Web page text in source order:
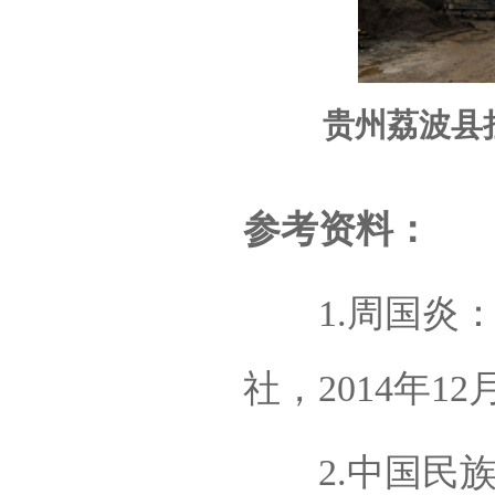
贵州荔波县
参考资料：
1.周国炎：
社，2014年12
2.中国民